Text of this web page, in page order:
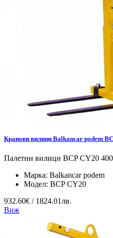
Кранови вилици Balkancar podem
Палетни вилици BCP CY20
Марка: Balkancar podem
Модел: BCP CY20
932.60€ / 1824.01лв.
Виж